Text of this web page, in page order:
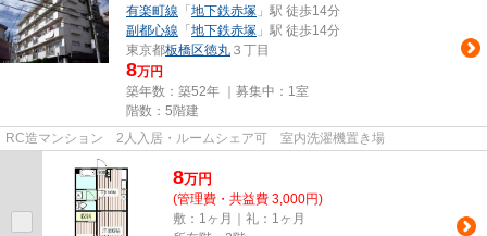
有楽町線 「 地下鉄赤塚 」駅 徒歩14分
副都心線 「 地下鉄赤塚 」駅 徒歩14分
東京都板橋区徳丸 ３丁目
8万円
築年数：築52年 ｜募集中： 1室
階数：5階建
RC造マンション 2人入居・ルームシェア可 室内洗濯機置き場
8万円
(管理費・共益費 3,000円)
敷：1ヶ月｜礼：1ヶ月